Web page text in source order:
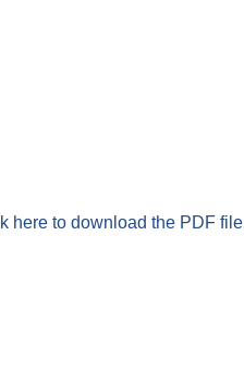
here to download the PDF